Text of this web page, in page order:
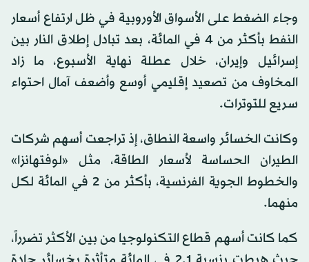
وجاء الضغط على الأسواق الأوروبية في ظل ارتفاع أسعار
النفط بأكثر من 4 في المائة، بعد تبادل إطلاق النار بين
إسرائيل وإيران، خلال عطلة نهاية الأسبوع، ما زاد
المخاوف من تصعيد إقليمي أوسع وأضعف آمال احتواء
سريع للتوترات.
وكانت الخسائر واسعة النطاق، إذ تراجعت أسهم شركات
الطيران الحساسة لأسعار الطاقة، مثل «لوفتهانزا»
والخطوط الجوية الفرنسية، بأكثر من 2 في المائة لكل
منهما.
كما كانت أسهم قطاع التكنولوجيا من بين الأكثر تضرراً،